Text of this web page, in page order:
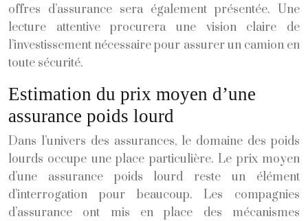
offres d’assurance sera également présentée. Une
lecture attentive procurera une vision claire de
l’investissement nécessaire pour assurer un camion en
toute sécurité.
Estimation du prix moyen d’une
assurance poids lourd
Dans l’univers des assurances, le domaine des poids
lourds occupe une place particulière. Le prix moyen
d’une assurance poids lourd reste un élément
d’interrogation pour beaucoup. Les compagnies
d’assurance ont mis en place des mécanismes